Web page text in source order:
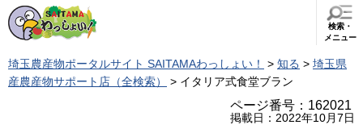
検索・
メニュー
埼玉農産物ポータルサイト SAITAMAわっしょい！ > 知る > 埼玉県
産農産物サポート店（全検索）
> イタリア式食堂ブラン
ページ番号：162021
掲載日：2022年10月7日